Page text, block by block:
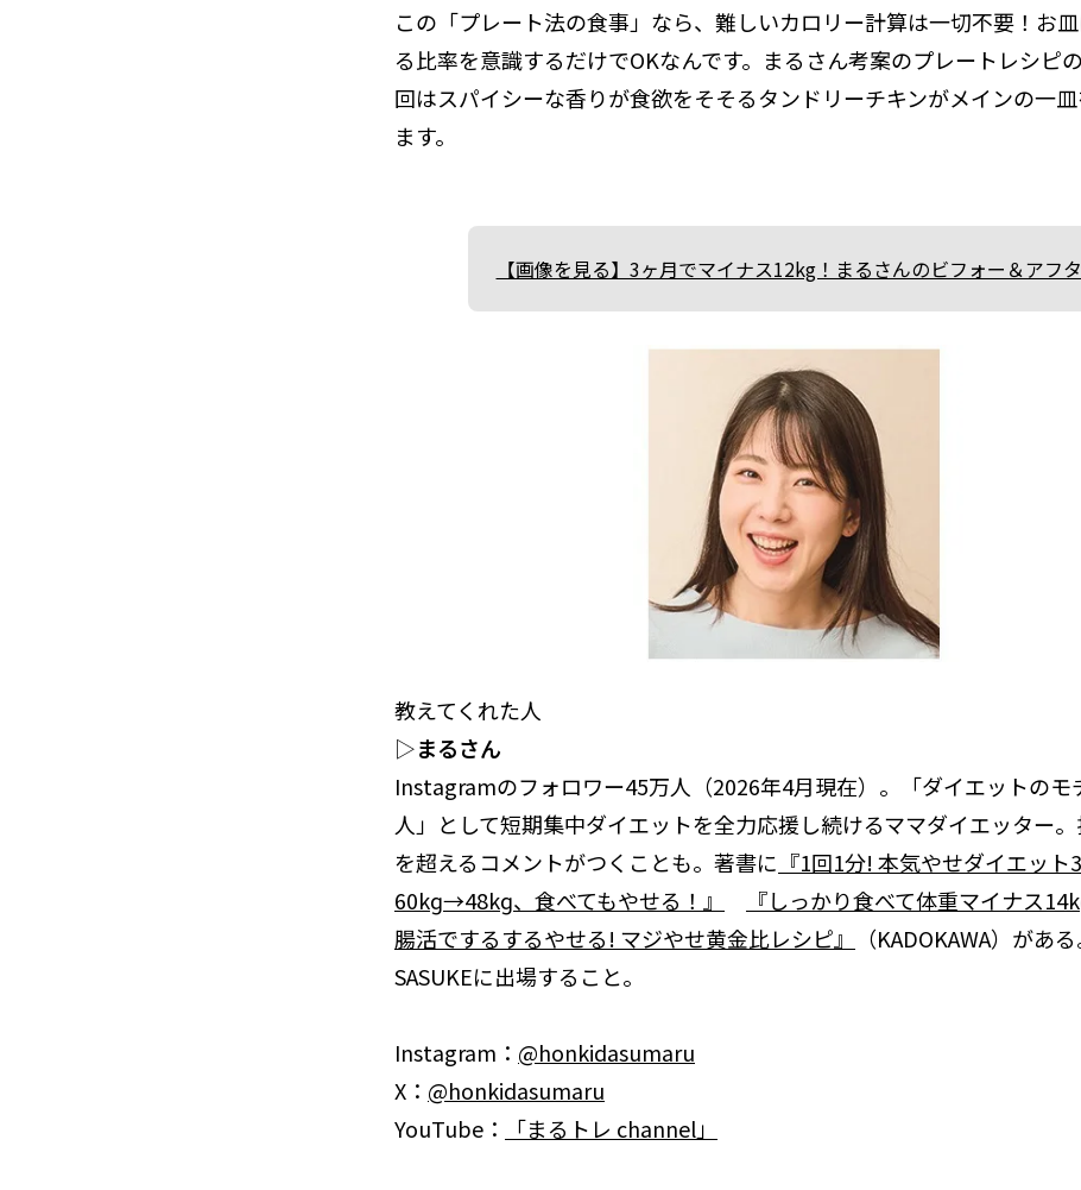
この「プレート法の食事」なら、難しいカロリー計算は一切不要！お
る比率を意識するだけでOKなんです。まるさん考案のプレートレシピ
回はスパイシーな香りが食欲をそそるタンドリーチキンがメインの一
ます。
【画像を見る】3ヶ月でマイナス12kg！まるさんのビフォー＆アフ
教えてくれた人
▷まるさん
Instagramのフォロワー45万人（2026年4月現在）。「ダイエットのモ
人」として短期集中ダイエットを全力応援し続けるママダイエッター
を超えるコメントがつくことも。著書に 『1回1分! 本気やせダイエッ
60kɡ→48kɡ、食べてもやせる！』
『しっかり食べて体重マイナス
腸活でするするやせる! マジやせ黄金比レシピ』
（KADOKAWA）があ
SASUKEに出場すること。
Instagram： @honkidasumaru
X： @honkidasumaru
YouTube：
「まるトレ channel」